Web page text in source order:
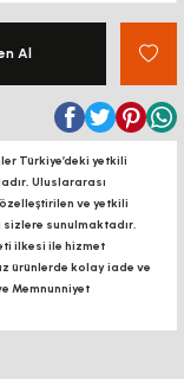
Al
Türkiye’deki yetkili
Uluslararası
ve yetkili
sunulmaktadır.
ilkesi ile hizmet
ürünlerde kolay iade ve
Memnunniyet